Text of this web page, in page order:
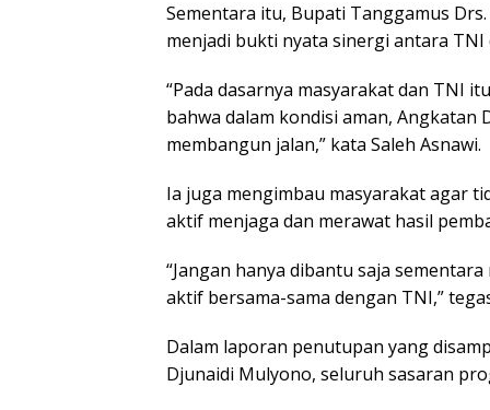
Sementara itu, Bupati Tanggamus
menjadi bukti nyata sinergi antara
“Pada dasarnya masyarakat dan TNI
bahwa dalam kondisi aman,
membangun jalan,” kata Saleh Asnawi.
Ia juga mengimbau masyarakat agar
aktif menjaga dan merawat hasil
“Jangan hanya dibantu saja
aktif bersama-sama dengan TNI,”
Dalam laporan penutupan yang
Djunaidi Mulyono, seluruh sasaran